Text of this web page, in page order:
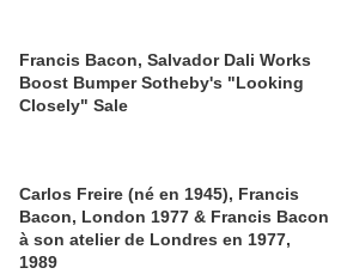
Francis Bacon, Salvador Dali Works
Boost Bumper Sotheby's "Looking
Closely" Sale
Carlos Freire (né en 1945), Francis
Bacon, London 1977 & Francis Bacon
à son atelier de Londres en 1977,
1989